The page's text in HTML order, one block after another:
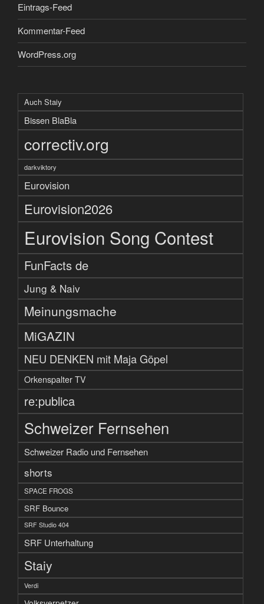
Eintrags-Feed
Kommentar-Feed
WordPress.org
Auch Staiy
Bissen BlaBla
correctiv.org
darkviktory
Eurovision
Eurovision2026
Eurovision Song Contest
FunFacts de
Jung & Naiv
Meinungsmache
MiGAZIN
NEU DENKEN mit Maja Göpel
Orkenspalter TV
re:publica
Schweizer Fernsehen
Schweizer Radio und Fernsehen
shorts
SPACE FROGS
SRF Bounce
SRF Studio 404
SRF Unterhaltung
Staiy
Verdi